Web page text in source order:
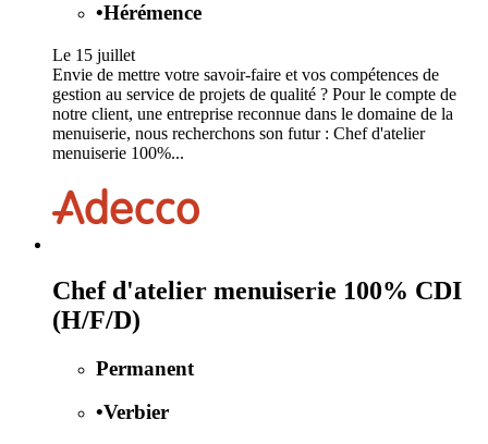
•Hérémence
Le 15 juillet
Envie de mettre votre savoir-faire et vos compétences de
gestion au service de projets de qualité ? Pour le compte de
notre client, une entreprise reconnue dans le domaine de la
menuiserie, nous recherchons son futur : Chef d'atelier
menuiserie 100%...
Chef d'atelier menuiserie 100% CDI
(H/F/D)
Permanent
•Verbier